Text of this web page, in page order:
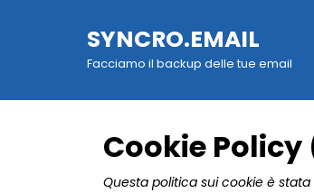
SYNCRO.EMAIL
Facciamo il backup delle tue email
Cookie Policy
Questa politica sui cookie è